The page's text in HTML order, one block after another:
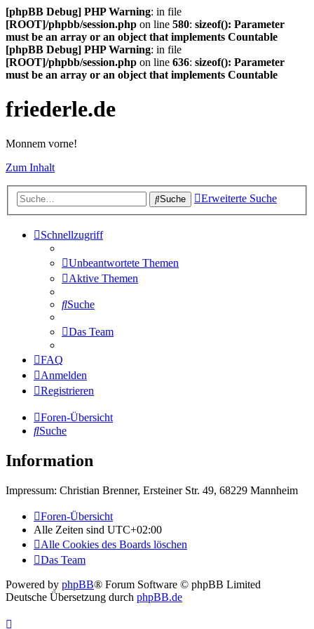
[phpBB Debug] PHP Warning: in file
[ROOT]/phpbb/session.php on line 580: sizeof(): Parameter
must be an array or an object that implements Countable
[phpBB Debug] PHP Warning: in file
[ROOT]/phpbb/session.php on line 636: sizeof(): Parameter
must be an array or an object that implements Countable
friederle.de
Monnem vorne!
Zum Inhalt
Suche Erweiterte Suche
Schnellzugriff
Unbeantwortete Themen
Aktive Themen
Suche
Das Team
FAQ
Anmelden
Registrieren
Foren-Übersicht
Suche
Information
Impressum: Christian Brenner, Ersteiner Str. 49, 68229 Mannheim
Foren-Übersicht
Alle Zeiten sind UTC+02:00
Alle Cookies des Boards löschen
Das Team
Powered by phpBB® Forum Software © phpBB Limited
Deutsche Übersetzung durch phpBB.de